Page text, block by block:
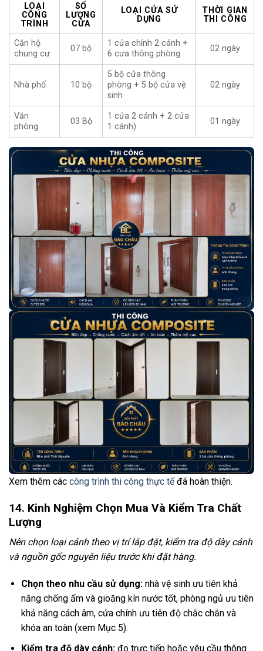
LOẠI
CÔNG
TRÌNH
SỐ
LƯỢNG
CỬA
LOẠI CỬA SỬ
DỤNG
THỜI GIAN
THI CÔNG
Căn hộ
chung cư
07 bộ
1 cửa chính 2 cánh +
6 cưa thông phòng
02 ngày
Nhà phố 10 bộ
5 bộ cửa thông
phòng + 5 bộ cửa vệ
sinh
02 ngày
Văn
phòng
03 Bộ
1 cửa 2 cánh + 2 cửa
1 cánh)
01 ngày
Xem thêm các công trình thi công thực tếđã hoàn thiện.
14. Kinh Nghiệm Chọn Mua Và Kiểm Tra Chất
Lượng
Nên chọn loại cánh theo vị trí lắp đặt, kiểm tra độ dày cánh
và nguồn gốc nguyên liệu trước khi đặt hàng.
Chọn theo nhu cầu sử dụng:nhà vệ sinh ưu tiên khả
năng chống ẩm và gioăng kín nước tốt, phòng ngủ ưu tiên
khả năng cách âm, cửa chính ưu tiên độ chắc chắn và
khóa an toàn (xem Mục 5).
Kiểm tra độ dày cánh:đo trực tiếp hoặc yêu cầu thông